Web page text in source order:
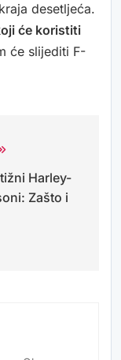
desetljeća.
će koristiti
će slijediti F-
Harley-
Zašto i